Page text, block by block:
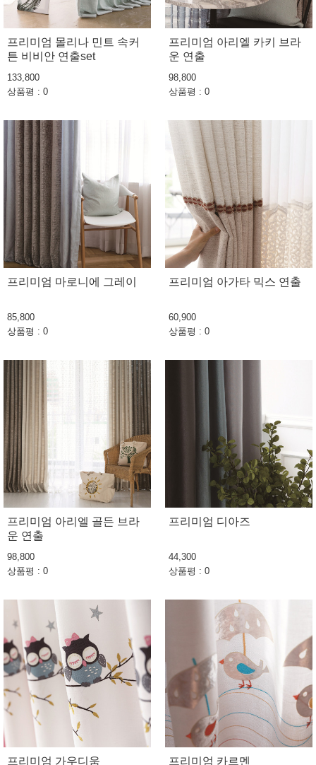
프리미엄 몰리나 민트 속커
튼 비비안 연출set
133,800
상품평 : 0
프리미엄 아리엘 카키 브라
운 연출
98,800
상품평 : 0
프리미엄 마로니에 그레이
85,800
상품평 : 0
프리미엄 아가타 믹스 연출
60,900
상품평 : 0
프리미엄 아리엘 골든 브라
운 연출
98,800
상품평 : 0
프리미엄 디아즈
44,300
상품평 : 0
프리미엄 가우디움 프리미엄 카르멘